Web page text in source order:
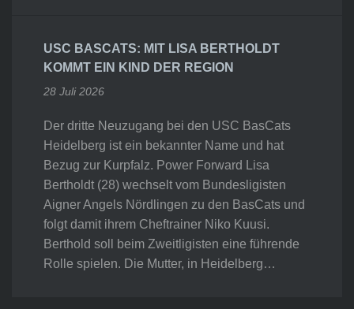
USC BASCATS: MIT LISA BERTHOLDT
KOMMT EIN KIND DER REGION
28 Juli 2026
Der dritte Neuzugang bei den USC BasCats
Heidelberg ist ein bekannter Name und hat
Bezug zur Kurpfalz. Power Forward Lisa
Bertholdt (28) wechselt vom Bundesligisten
Aigner Angels Nördlingen zu den BasCats und
folgt damit ihrem Cheftrainer Niko Kuusi.
Berthold soll beim Zweitligisten eine führende
Rolle spielen. Die Mutter, in Heidelberg…